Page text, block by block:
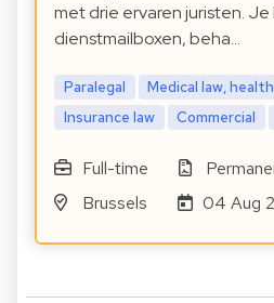
met drie ervaren juristen.
dienstmailboxen, beha…
Paralegal
Medical law,
Insurance law
Commercial
Full-time
Brussels
04 Aug